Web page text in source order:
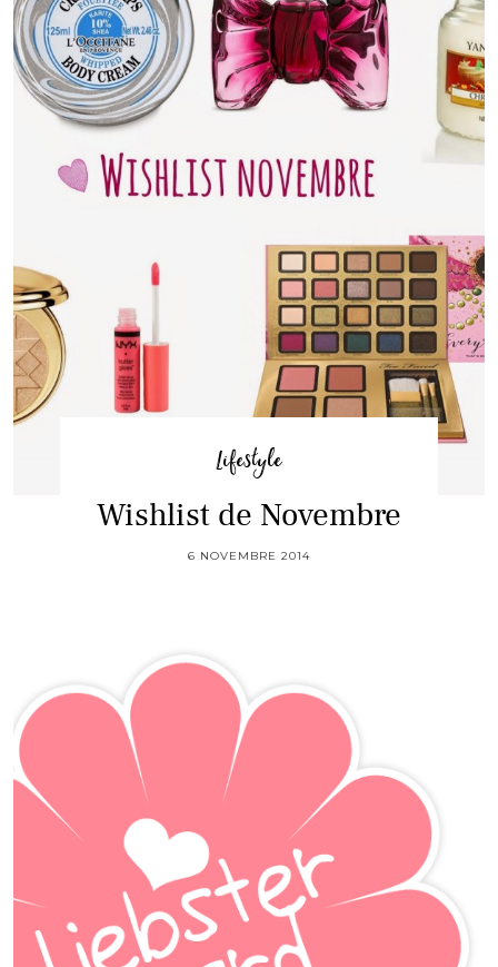
Lifestyle
Wishlist de Novembre
6 NOVEMBRE 2014